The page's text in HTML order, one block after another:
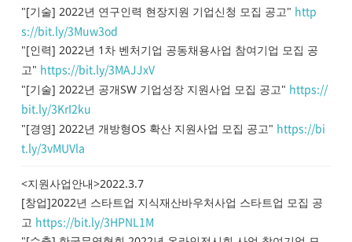
"[기술] 2022년 연구인력 현장지원 기업신청 모집 공고" http
s://bit.ly/3Muw3od
"[인력] 2022년 1차 벤처기업 공동채용사업 참여기업 모집 공
고" https://bit.ly/3MAJJxV
"[기술] 2022년 공개SW 기업성장 지원사업 모집 공고" https://
bit.ly/3KrI2ku
"[경영] 2022년 개방형OS 확산 지원사업 모집 공고" https://bi
t.ly/3vMUVla
<지원사업안내>2022.3.7
[창업]2022년 스타트업 지식재산바우처사업 스타트업 모집 공
고 https://bit.ly/3HPNL1M